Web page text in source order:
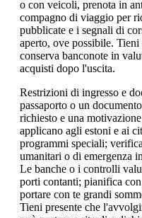
o con veicoli, prenota in
compagno di viaggio per
pubblicate e i segnali di
aperto, ove possibile.
conserva banconote in
acquisti dopo l'uscita.
Restrizioni di ingresso e
passaporto o un
richiesto e una
applicano agli estoni e ai
programmi speciali;
umanitari o di emergenza
Le banche o i controlli
porti contanti; pianifica
portare con te grandi
Tieni presente che